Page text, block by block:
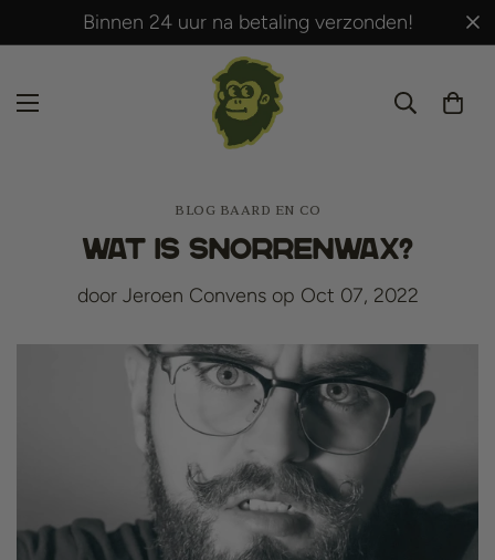
Binnen 24 uur na betaling verzonden!
BLOG BAARD EN CO
Wat is snorrenwax?
door Jeroen Convensop Oct 07, 2022